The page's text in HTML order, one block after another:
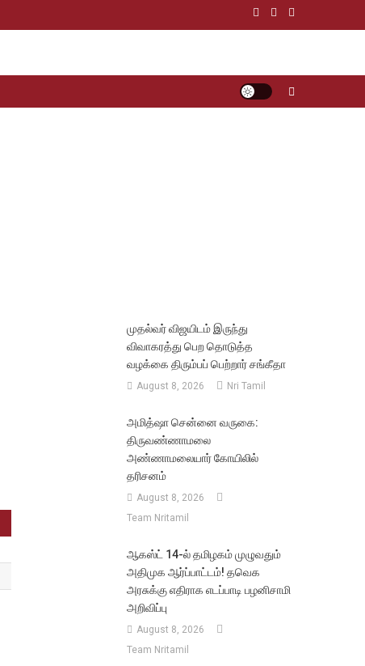
முதல்வர் விஜயிடம் இருந்து
விவாகரத்து பெற தொடுத்த
வழக்கை திரும்பப் பெற்றார் சங்கீதா
August 8, 2026 Nri Tamil
அமித்ஷா சென்னை வருகை:
திருவண்ணாமலை
அண்ணாமலையார் கோயிலில்
தரிசனம்
August 8, 2026
Team Nritamil
ஆகஸ்ட் 14-ல் தமிழகம் முழுவதும்
அதிமுக ஆர்ப்பாட்டம்! தவெக
அரசுக்கு எதிராக எடப்பாடி பழனிசாமி
அறிவிப்பு
August 8, 2026
Team Nritamil